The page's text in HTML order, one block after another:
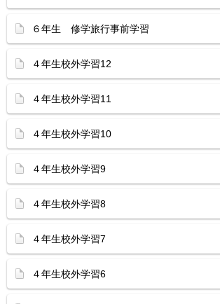
６年生 修学旅行事前学習
４年生校外学習12
４年生校外学習11
４年生校外学習10
４年生校外学習9
４年生校外学習8
４年生校外学習7
４年生校外学習6